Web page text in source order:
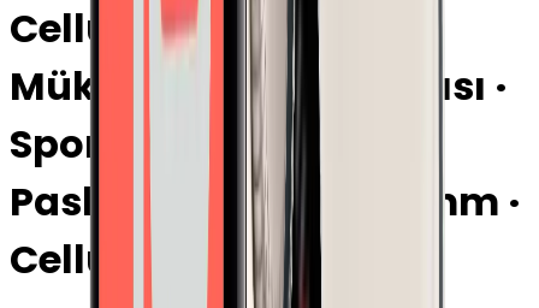
Cellular Gece yarısı
Mükemmel · Gece Yarısı ·
Spor Siyah Kordon ·
Paslanmaz Çelik · 42mm ·
Cellular